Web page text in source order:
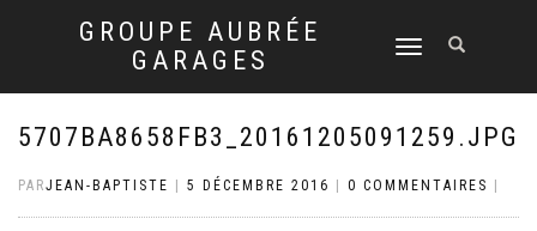
GROUPE AUBRÉE
GARAGES
DÉPLIER
NAVIGATION
5707BA8658FB3_20161205091259.JPG
PARJEAN-BAPTISTE 5 DÉCEMBRE 2016 0 COMMENTAIRES